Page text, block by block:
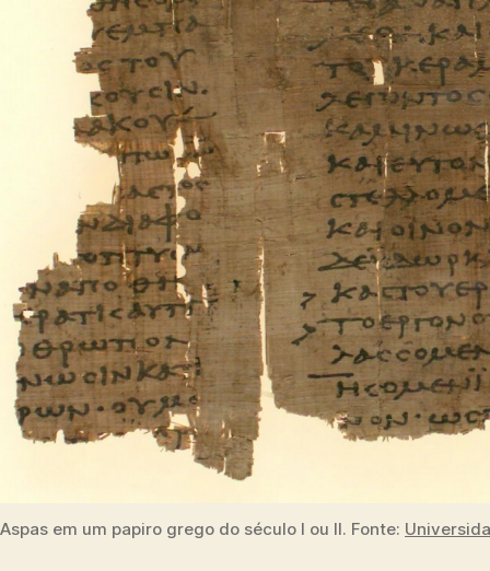
Aspas em um papiro grego do século I ou II. Fonte: